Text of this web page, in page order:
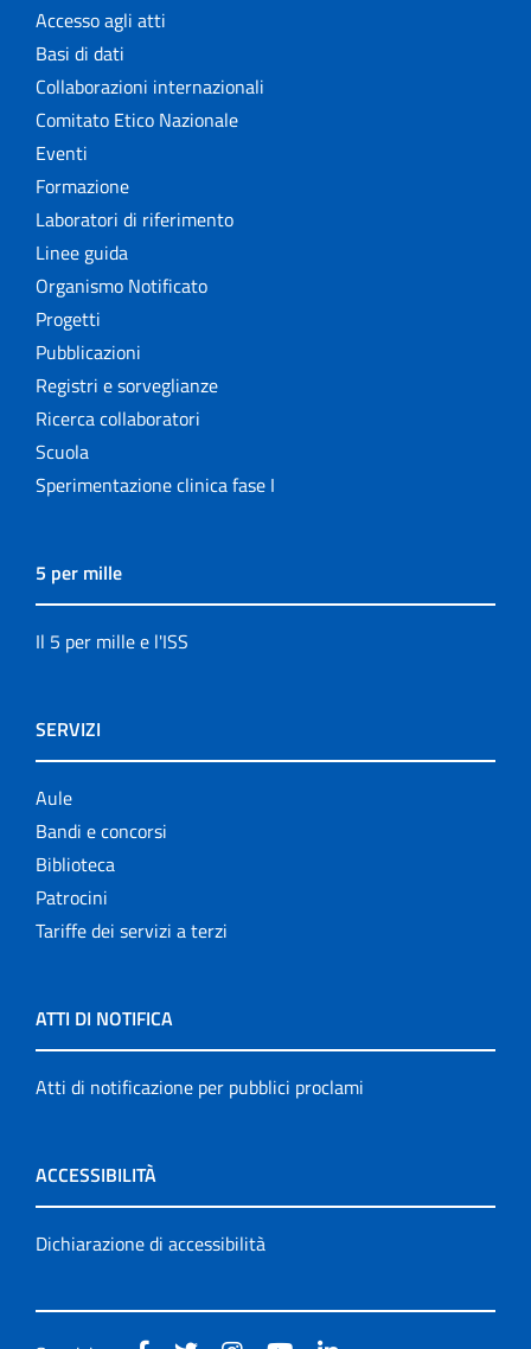
Accesso agli atti
Basi di dati
Collaborazioni internazionali
Comitato Etico Nazionale
Eventi
Formazione
Laboratori di riferimento
Linee guida
Organismo Notificato
Progetti
Pubblicazioni
Registri e sorveglianze
Ricerca collaboratori
Scuola
Sperimentazione clinica fase I
5 per mille
Il 5 per mille e l'ISS
SERVIZI
Aule
Bandi e concorsi
Biblioteca
Patrocini
Tariffe dei servizi a terzi
ATTI DI NOTIFICA
Atti di notificazione per pubblici proclami
ACCESSIBILITÀ
Dichiarazione di accessibilità